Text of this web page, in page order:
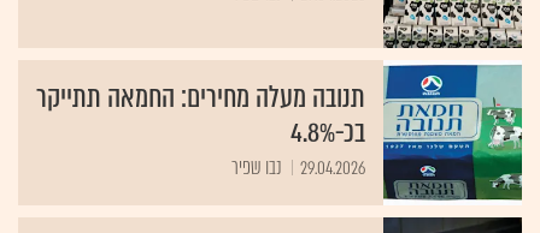
תנובה מעלה מחירים: החמאה תתייקר
בכ-4.8%
29.04.2026 נבו שפיר